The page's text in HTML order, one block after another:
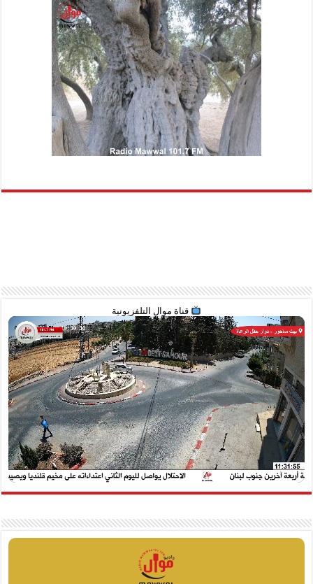
قناة موال التلفزيونية